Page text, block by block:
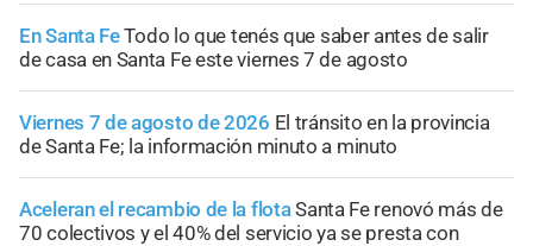
En Santa FeTodo lo que tenés que saber antes de salir
de casa en Santa Fe este viernes 7 de agosto
Viernes 7 de agosto de 2026 El tránsito en la provincia
de Santa Fe; la información minuto a minuto
Aceleran el recambio de la flotaSanta Fe renovó más de
70 colectivos y el 40% del servicio ya se presta con